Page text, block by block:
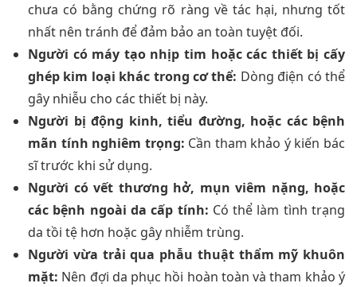
chưa có bằng chứng rõ ràng về tác hại, nhưng tốt
nhất nên tránh để đảm bảo an toàn tuyệt đối.
Người có máy tạo nhịp tim hoặc các thiết bị cấy
ghép kim loại khác trong cơ thể: Dòng điện có thể
gây nhiễu cho các thiết bị này.
Người bị động kinh, tiểu đường, hoặc các bệnh
mãn tính nghiêm trọng: Cần tham khảo ý kiến bác
sĩ trước khi sử dụng.
Người có vết thương hở, mụn viêm nặng, hoặc
các bệnh ngoài da cấp tính: Có thể làm tình trạng
da tồi tệ hơn hoặc gây nhiễm trùng.
Người vừa trải qua phẫu thuật thẩm mỹ khuôn
mặt: Nên đợi da phục hồi hoàn toàn và tham khảo ý